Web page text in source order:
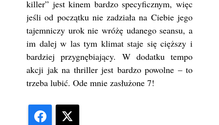
killer” jest kinem bardzo specyficznym, więc
jeśli od początku nie zadziała na Ciebie jego
tajemniczy urok nie wróżę udanego seansu, a
im dalej w las tym klimat staje się cięższy i
bardziej przygnębiający. W dodatku tempo
akcji jak na thriller jest bardzo powolne – to
trzeba lubić. Ode mnie zasłużone 7!
Facebook